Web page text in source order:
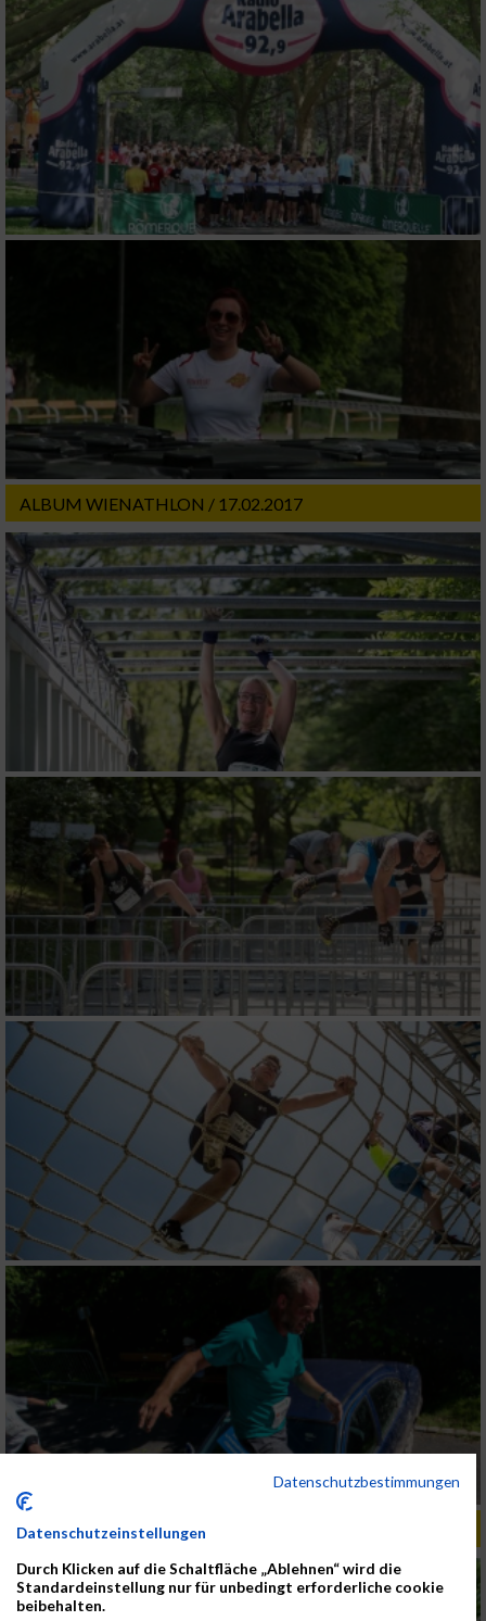
ALBUM WIENATHLON / 17.02.2017
ALBUM WIENATHLON / 10.06.2016
Datenschutzbestimmungen
Datenschutzeinstellungen
Durch Klicken auf die Schaltfläche „Ablehnen“ wird die
Standardeinstellung nur für unbedingt erforderliche cookie
beibehalten.